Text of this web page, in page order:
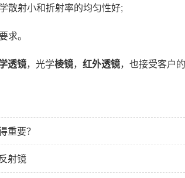
散射小和折射率的均匀性好;
求。
透镜，光学棱镜， 红外透镜，也接受客户
重要？
射镜